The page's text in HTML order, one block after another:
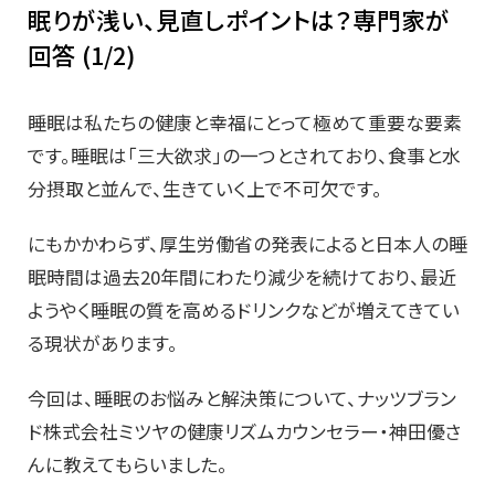
眠りが浅い、見直しポイントは？専門家が
回答 (1/2)
睡眠は私たちの健康と幸福にとって極めて重要な要素
です。睡眠は「三大欲求」の一つとされており、食事と水
分摂取と並んで、生きていく上で不可欠です。
にもかかわらず、厚生労働省の発表によると日本人の睡
眠時間は過去20年間にわたり減少を続けており、最近
ようやく睡眠の質を高めるドリンクなどが増えてきてい
る現状があります。
今回は、睡眠のお悩みと解決策について、ナッツブラン
ド株式会社ミツヤの健康リズムカウンセラー・神田優さ
んに教えてもらいました。